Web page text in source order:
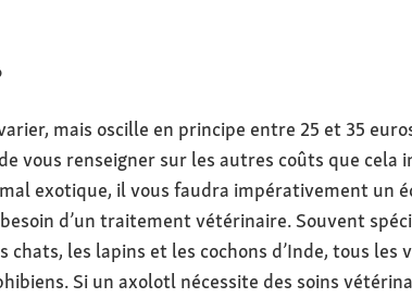
mais oscille en principe entre 25 et 35
vous renseigner sur les autres coûts que cela
exotique, il vous faudra impérativement un
d’un traitement vétérinaire. Souvent
chats, les lapins et les cochons d’Inde, tous les
Si un axolotl nécessite des soins